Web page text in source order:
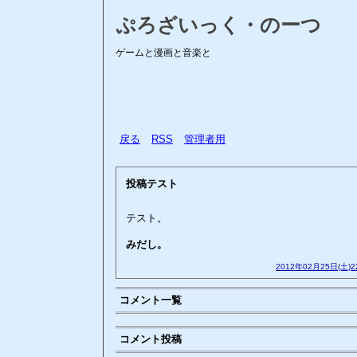
ぷろざいっく・のーつ
ゲームと漫画と音楽と
戻る RSS 管理者用
投稿テスト
テスト。
みだし。
2012年02月25日(土
コメント一覧
コメント投稿